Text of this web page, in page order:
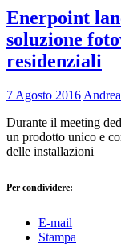
Enerpoint
soluzione
residenziali
7 Agosto 2016
Durante il meeting
un prodotto unico e
delle installazioni
Per condividere:
E-mail
Stampa